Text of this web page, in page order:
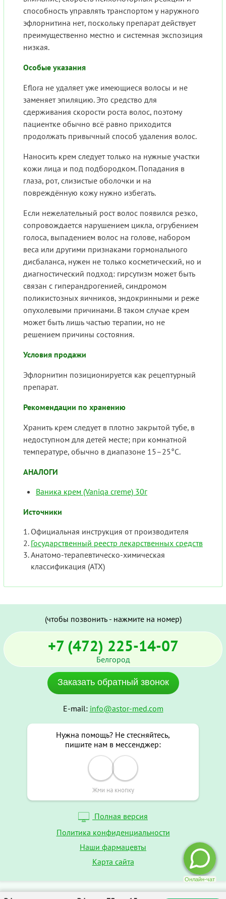
способность управлять транспортом у наружного
эфлорнитина нет, поскольку препарат действует
преимущественно местно и системная экспозиция
низкая.
Особые указания
Eflora не удаляет уже имеющиеся волосы и не
заменяет эпиляцию. Это средство для
сдерживания скорости роста волос, поэтому
пациентке обычно всё равно приходится
продолжать привычный способ удаления волос.
Наносить крем следует только на нужные участки
кожи лица и под подбородком. Попадания в
глаза, рот, слизистые оболочки и на
повреждённую кожу нужно избегать.
Если нежелательный рост волос появился резко,
сопровождается нарушением цикла, огрубением
голоса, выпадением волос на голове, набором
веса или другими признаками гормонального
дисбаланса, нужен не только косметический, но и
диагностический подход: гирсутизм может быть
связан с гиперандрогенией, синдромом
поликистозных яичников, эндокринными и реже
опухолевыми причинами. В таком случае крем
может быть лишь частью терапии, но не
решением причины состояния.
Условия продажи
Эфлорнитин позиционируется как рецептурный
препарат.
Рекомендации по хранению
Хранить крем следует в плотно закрытой тубе, в
недоступном для детей месте; при комнатной
температуре, обычно в диапазоне 15–25°C.
АНАЛОГИ
Ваника крем (Vaniqa creme) 30г
Источники
Официальная инструкция от производителя
Государственный реестр лекарственных средств
Анатомо-терапевтическо-химическая
классификация (ATX)
(чтобы позвонить - нажмите на номер)
+7 (472) 225-14-07
Белгород
Заказать обратный звонок
E-mail: info@astor-med.com
Нужна помощь? Не стесняйтесь,
пишите нам в мессенджер:
Жми на кнопку
Полная версия
Политика конфиденциальности
Наши фармацевты
Карта сайта